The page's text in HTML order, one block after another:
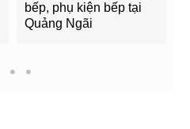
bếp, phụ kiện bếp tại
Quảng Ngãi
2 3